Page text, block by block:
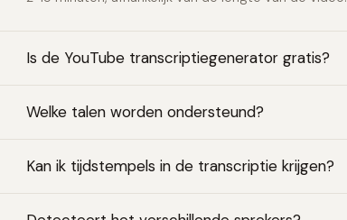
Is de YouTube transcriptiegenerator gratis?
Welke talen worden ondersteund?
Kan ik tijdstempels in de transcriptie krijgen?